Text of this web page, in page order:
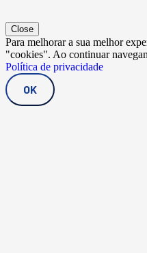
Close
Para melhorar a sua melhor
"cookies". Ao continuar
Política de privacidade
OK